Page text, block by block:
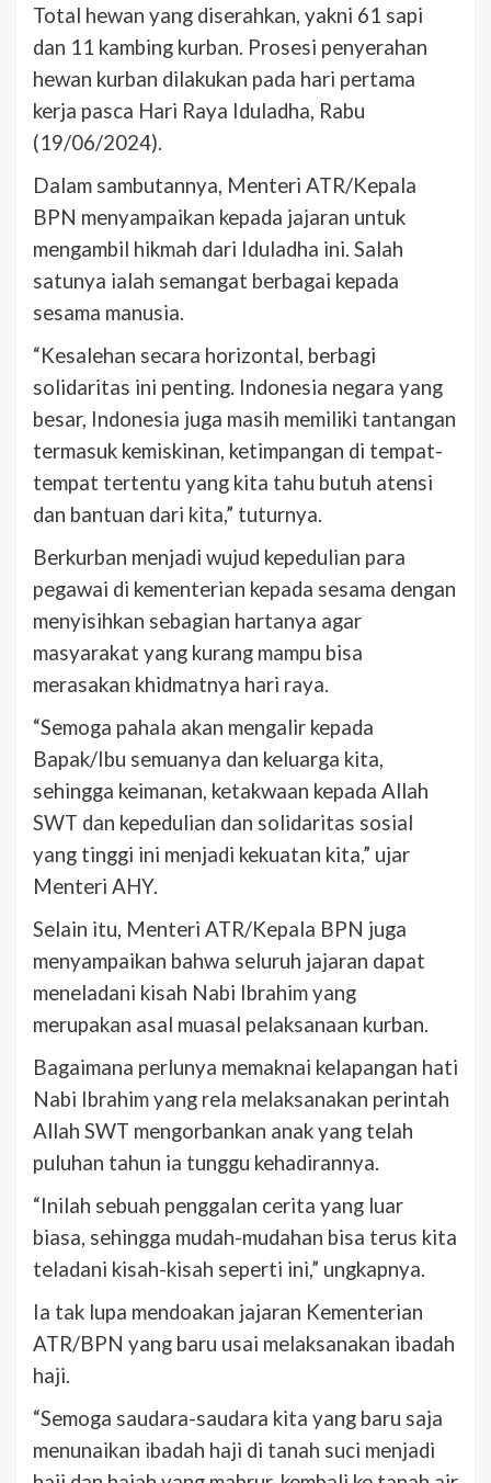
Total hewan yang diserahkan, yakni 61 sapi
dan 11 kambing kurban. Prosesi penyerahan
hewan kurban dilakukan pada hari pertama
kerja pasca Hari Raya Iduladha, Rabu
(19/06/2024).
Dalam sambutannya, Menteri ATR/Kepala
BPN menyampaikan kepada jajaran untuk
mengambil hikmah dari Iduladha ini. Salah
satunya ialah semangat berbagai kepada
sesama manusia.
“Kesalehan secara horizontal, berbagi
solidaritas ini penting. Indonesia negara yang
besar, Indonesia juga masih memiliki tantangan
termasuk kemiskinan, ketimpangan di tempat-
tempat tertentu yang kita tahu butuh atensi
dan bantuan dari kita,” tuturnya.
Berkurban menjadi wujud kepedulian para
pegawai di kementerian kepada sesama dengan
menyisihkan sebagian hartanya agar
masyarakat yang kurang mampu bisa
merasakan khidmatnya hari raya.
“Semoga pahala akan mengalir kepada
Bapak/Ibu semuanya dan keluarga kita,
sehingga keimanan, ketakwaan kepada Allah
SWT dan kepedulian dan solidaritas sosial
yang tinggi ini menjadi kekuatan kita,” ujar
Menteri AHY.
Selain itu, Menteri ATR/Kepala BPN juga
menyampaikan bahwa seluruh jajaran dapat
meneladani kisah Nabi Ibrahim yang
merupakan asal muasal pelaksanaan kurban.
Bagaimana perlunya memaknai kelapangan hati
Nabi Ibrahim yang rela melaksanakan perintah
Allah SWT mengorbankan anak yang telah
puluhan tahun ia tunggu kehadirannya.
“Inilah sebuah penggalan cerita yang luar
biasa, sehingga mudah-mudahan bisa terus kita
teladani kisah-kisah seperti ini,” ungkapnya.
Ia tak lupa mendoakan jajaran Kementerian
ATR/BPN yang baru usai melaksanakan ibadah
haji.
“Semoga saudara-saudara kita yang baru saja
menunaikan ibadah haji di tanah suci menjadi